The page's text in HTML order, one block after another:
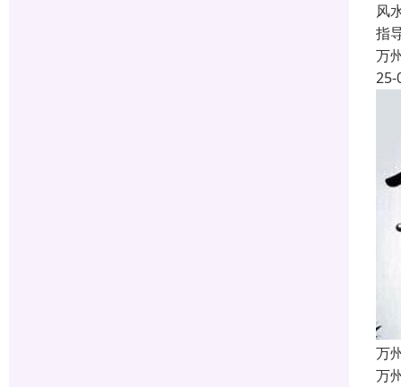
风
指
万
25-
万
万